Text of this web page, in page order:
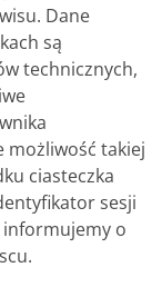
Dane
są
technicznych,
możliwość takiej
ciasteczka
sesji
informujemy o